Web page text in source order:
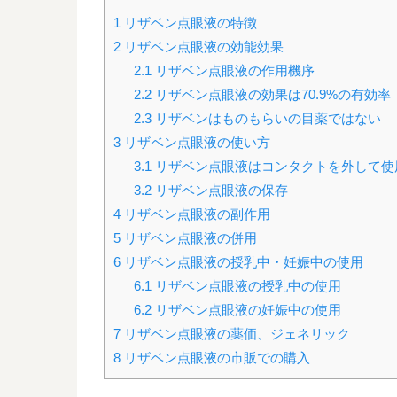
1 リザベン点眼液の特徴
2 リザベン点眼液の効能効果
2.1 リザベン点眼液の作用機序
2.2リザベン点眼液の効果は70.9%の有効率
2.3リザベンはものもらいの目薬ではない
3 リザベン点眼液の使い方
3.1 リザベン点眼液はコンタクトを外して使
3.2リザベン点眼液の保存
4 リザベン点眼液の副作用
5 リザベン点眼液の併用
6 リザベン点眼液の授乳中・妊娠中の使用
6.1 リザベン点眼液の授乳中の使用
6.2リザベン点眼液の妊娠中の使用
7 リザベン点眼液の薬価、ジェネリック
8 リザベン点眼液の市販での購入